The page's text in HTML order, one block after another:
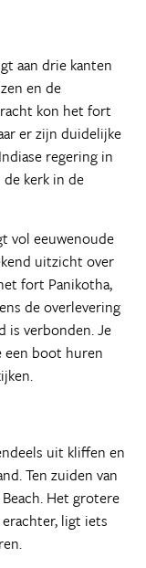
aan drie kanten
en de
kon het fort
er zijn duidelijke
regering in
kerk in de
vol eeuwenoude
uitzicht over
fort Panikotha,
de overlevering
is verbonden. Je
een boot huren
uit kliffen en
Ten zuiden van
Het grotere
ligt iets